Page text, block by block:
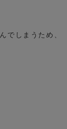
でしまうため、